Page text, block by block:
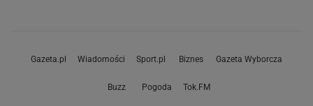
Gazeta.pl Wiadomości Sport.pl Biznes Gazeta Wyborcza
Buzz Pogoda Tok.FM